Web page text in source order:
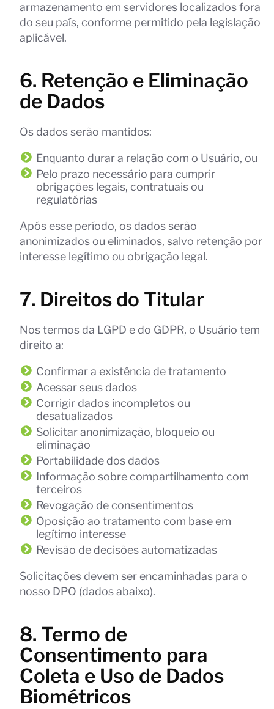
armazenamento em servidores localizados fora
do seu país, conforme permitido pela legislação
aplicável.
6. Retenção e Eliminação
de Dados
Os dados serão mantidos:
Enquanto durar a relação com o Usuário, ou
Pelo prazo necessário para cumprir
obrigações legais, contratuais ou
regulatórias
Após esse período, os dados serão
anonimizados ou eliminados, salvo retenção por
interesse legítimo ou obrigação legal.
7. Direitos do Titular
Nos termos da LGPD e do GDPR, o Usuário tem
direito a:
Confirmar a existência de tratamento
Acessar seus dados
Corrigir dados incompletos ou
desatualizados
Solicitar anonimização, bloqueio ou
eliminação
Portabilidade dos dados
Informação sobre compartilhamento com
terceiros
Revogação de consentimentos
Oposição ao tratamento com base em
legítimo interesse
Revisão de decisões automatizadas
Solicitações devem ser encaminhadas para o
nosso DPO (dados abaixo).
8. Termo de
Consentimento para
Coleta e Uso de Dados
Biométricos